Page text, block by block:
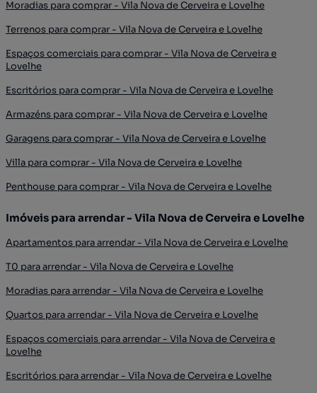
Moradias para comprar - Vila Nova de Cerveira e Lovelhe
Terrenos para comprar - Vila Nova de Cerveira e Lovelhe
Espaços comerciais para comprar - Vila Nova de Cerveira e
Lovelhe
Escritórios para comprar - Vila Nova de Cerveira e Lovelhe
Armazéns para comprar - Vila Nova de Cerveira e Lovelhe
Garagens para comprar - Vila Nova de Cerveira e Lovelhe
Villa para comprar - Vila Nova de Cerveira e Lovelhe
Penthouse para comprar - Vila Nova de Cerveira e Lovelhe
Imóveis para arrendar - Vila Nova de Cerveira e Lovelhe
Apartamentos para arrendar - Vila Nova de Cerveira e Lovelhe
T0 para arrendar - Vila Nova de Cerveira e Lovelhe
Moradias para arrendar - Vila Nova de Cerveira e Lovelhe
Quartos para arrendar - Vila Nova de Cerveira e Lovelhe
Espaços comerciais para arrendar - Vila Nova de Cerveira e
Lovelhe
Escritórios para arrendar - Vila Nova de Cerveira e Lovelhe